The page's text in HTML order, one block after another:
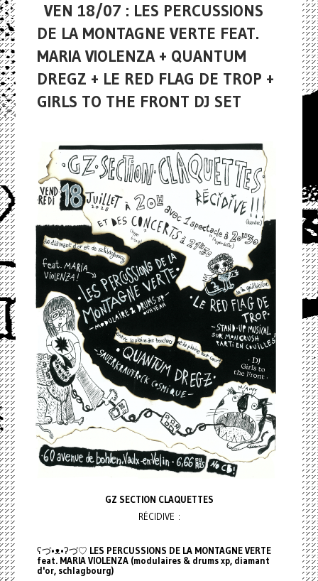
VEN 18/07 : LES PERCUSSIONS
DE LA MONTAGNE VERTE FEAT.
MARIA VIOLENZA + QUANTUM
DREGZ + LE RED FLAG DE TROP +
GIRLS TO THE FRONT DJ SET
GZ SECTION CLAQUETTES
RÉCIDIVE :
ʕづ•ᴥ•ʔづ♡ LES PERCUSSIONS DE LA MONTAGNE VERTE
feat. MARIA VIOLENZA (modulaires & drums xp, diamant
d'or, schlagbourg)